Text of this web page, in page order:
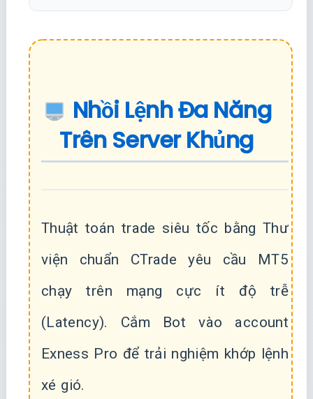
Nhồi Lệnh Đa Năng
Trên Server Khủng
Thuật toán trade siêu tốc bằng Thư
viện chuẩn CTrade yêu cầu MT5
chạy trên mạng cực ít độ trễ
(Latency). Cắm Bot vào account
Exness Pro để trải nghiệm khớp lệnh
xé gió.